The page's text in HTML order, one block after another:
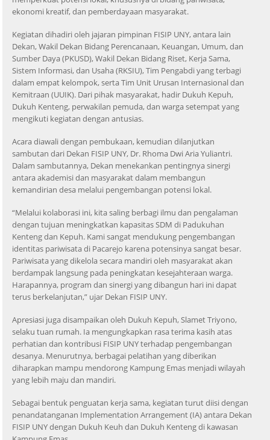
ekonomi kreatif, dan pemberdayaan masyarakat.
Kegiatan dihadiri oleh jajaran pimpinan FISIP UNY, antara lain
Dekan, Wakil Dekan Bidang Perencanaan, Keuangan, Umum, dan
Sumber Daya (PKUSD), Wakil Dekan Bidang Riset, Kerja Sama,
Sistem Informasi, dan Usaha (RKSIU), Tim Pengabdi yang terbagi
dalam empat kelompok, serta Tim Unit Urusan Internasional dan
Kemitraan (UUIK). Dari pihak masyarakat, hadir Dukuh Kepuh,
Dukuh Kenteng, perwakilan pemuda, dan warga setempat yang
mengikuti kegiatan dengan antusias.
Acara diawali dengan pembukaan, kemudian dilanjutkan
sambutan dari Dekan FISIP UNY, Dr. Rhoma Dwi Aria Yuliantri.
Dalam sambutannya, Dekan menekankan pentingnya sinergi
antara akademisi dan masyarakat dalam membangun
kemandirian desa melalui pengembangan potensi lokal.
“Melalui kolaborasi ini, kita saling berbagi ilmu dan pengalaman
dengan tujuan meningkatkan kapasitas SDM di Padukuhan
Kenteng dan Kepuh. Kami sangat mendukung pengembangan
identitas pariwisata di Pacarejo karena potensinya sangat besar.
Pariwisata yang dikelola secara mandiri oleh masyarakat akan
berdampak langsung pada peningkatan kesejahteraan warga.
Harapannya, program dan sinergi yang dibangun hari ini dapat
terus berkelanjutan,” ujar Dekan FISIP UNY.
Apresiasi juga disampaikan oleh Dukuh Kepuh, Slamet Triyono,
selaku tuan rumah. Ia mengungkapkan rasa terima kasih atas
perhatian dan kontribusi FISIP UNY terhadap pengembangan
desanya. Menurutnya, berbagai pelatihan yang diberikan
diharapkan mampu mendorong Kampung Emas menjadi wilayah
yang lebih maju dan mandiri.
Sebagai bentuk penguatan kerja sama, kegiatan turut diisi dengan
penandatanganan Implementation Arrangement (IA) antara Dekan
FISIP UNY dengan Dukuh Keuh dan Dukuh Kenteng di kawasan